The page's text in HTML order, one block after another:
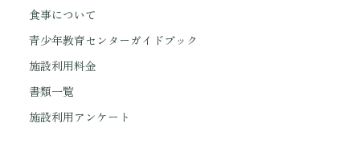
食事について
青少年教育センターガイドブック
施設利用料金
書類一覧
施設利用アンケート